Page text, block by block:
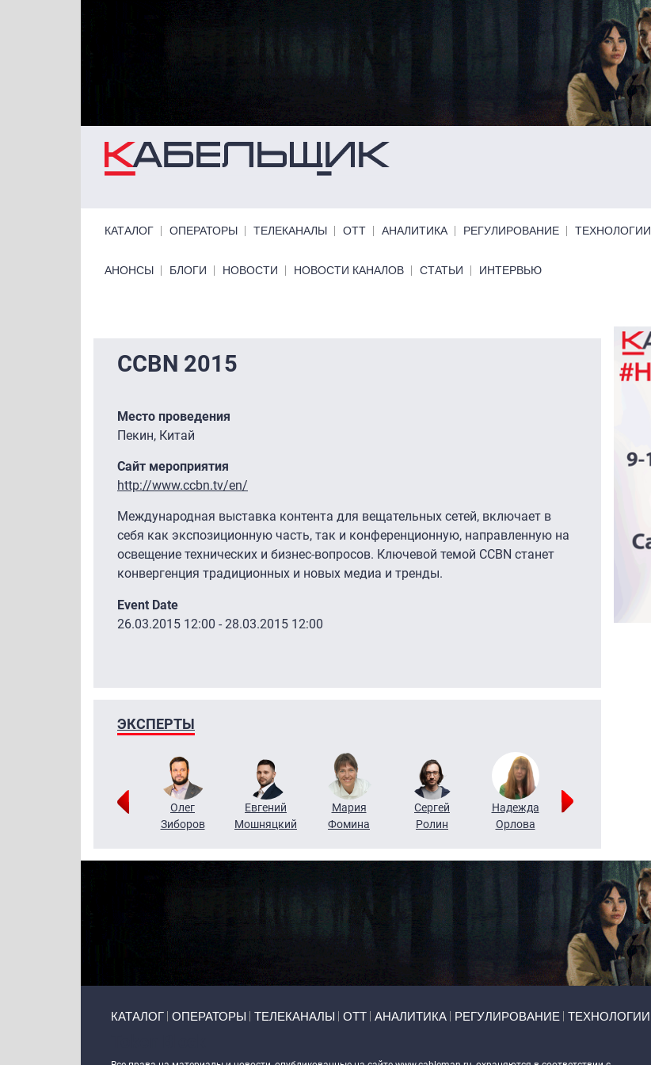
КАТАЛОГ ОПЕРАТОРЫ ТЕЛЕКАНАЛЫ ОТТ АНАЛИТИКА РЕГУЛИРОВАНИЕ ТЕХНОЛОГИИ
Primary links bottom
АНОНСЫ БЛОГИ НОВОСТИ НОВОСТИ КАНАЛОВ СТАТЬИ ИНТЕРВЬЮ
CCBN 2015
Место проведения
Пекин, Китай
Сайт мероприятия
http://www.ccbn.tv/en/
Международная выставка контента для вещательных сетей, включает в
себя как экспозиционную часть, так и конференционную, направленную на
освещение технических и бизнес-вопросов. Ключевой темой CCBN станет
конвергенция традиционных и новых медиа и тренды.
Event Date
26.03.2015 12:00 - 28.03.2015 12:00
ЭКСПЕРТЫ
Григорий
Олег
Зиборов
Евгений
Мошняцкий
Мария
Фомина
Сергей
Ролин
Надежда
Орлова
КАТАЛОГ ОПЕРАТОРЫ ТЕЛЕКАНАЛЫ ОТТ АНАЛИТИКА РЕГУЛИРОВАНИЕ ТЕХНОЛОГИИ